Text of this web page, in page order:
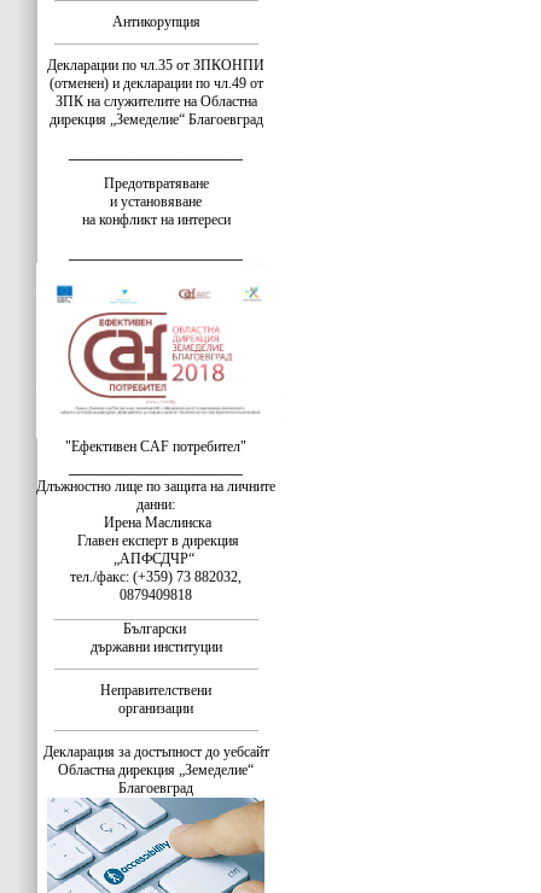
Антикорупция
Декларации по чл.35 от ЗПКОНПИ
(отменен) и декларации по чл.49 от
ЗПК на служителите на Областна
дирекция „Земеделие“ Благоевград
Предотвратяване
и установяване
на конфликт на интереси
"Ефективен CAF потребител"
Длъжностно лице по защита на личните
данни:
Ирена Маслинска
Главен експерт в дирекция
„АПФСДЧР“
тел./факс: (+359) 73 882032,
0879409818
Български
държавни институции
Неправителствени
организации
Декларация за достъпност до уебсайт
Областна дирекция „Земеделие“
Благоевград